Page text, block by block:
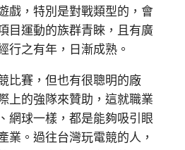
戲，特別是對戰類型的，會
目運動的族群青睞，且有廣
行之有年，日漸成熟。
比賽，但也有很聰明的廠
上的強隊來贊助，這就職業
網球一樣，都是能夠吸引眼
業。過往台灣玩電競的人，